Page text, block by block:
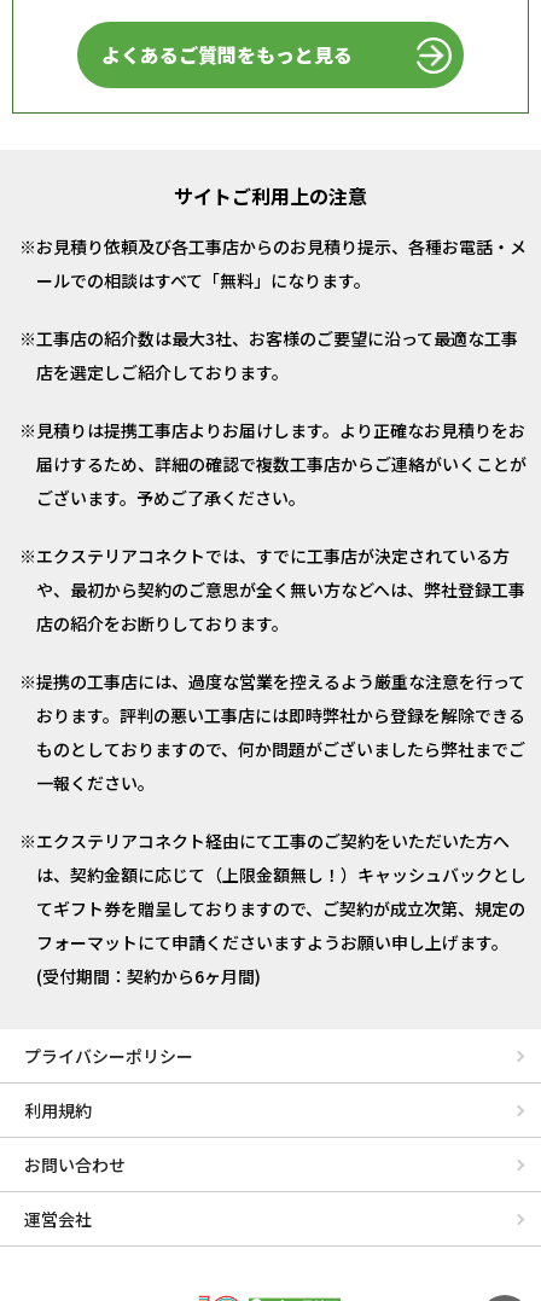
よくあるご質問をもっと見る
サイトご利用上の注意
お見積り依頼及び各工事店からのお見積り提示、各種お電話・メ
ールでの相談はすべて「無料」になります。
工事店の紹介数は最大3社、お客様のご要望に沿って最適な工事
店を選定しご紹介しております。
見積りは提携工事店よりお届けします。より正確なお見積りをお
届けするため、詳細の確認で複数工事店からご連絡がいくことが
ございます。予めご了承ください。
エクステリアコネクトでは、すでに工事店が決定されている方
や、最初から契約のご意思が全く無い方などへは、弊社登録工事
店の紹介をお断りしております。
提携の工事店には、過度な営業を控えるよう厳重な注意を行って
おります。評判の悪い工事店には即時弊社から登録を解除できる
ものとしておりますので、何か問題がございましたら弊社までご
一報ください。
エクステリアコネクト経由にて工事のご契約をいただいた方へ
は、契約金額に応じて（上限金額無し！）キャッシュバックとし
てギフト券を贈呈しておりますので、ご契約が成立次第、規定の
フォーマットにて申請くださいますようお願い申し上げます。
(受付期間：契約から6ヶ月間)
プライバシーポリシー
利用規約
お問い合わせ
運営会社